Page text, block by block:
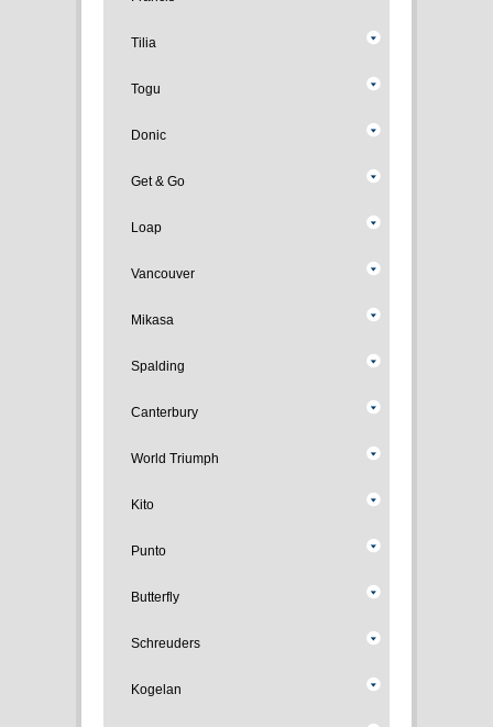
Tilia
Togu
Donic
Get & Go
Loap
Vancouver
Mikasa
Spalding
Canterbury
World Triumph
Kito
Punto
Butterfly
Schreuders
Kogelan